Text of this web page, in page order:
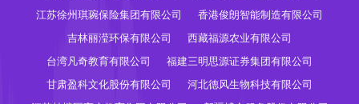
江苏徐州琪琬保险集团有限公司
香港俊朗智能制造有限公司
吉林丽滢环保有限公司
西藏福源农业有限公司
台湾凡奇教育有限公司
福建三明思源证券集团有限公司
甘肃盈科文化股份有限公司
河北德风生物科技有限公司